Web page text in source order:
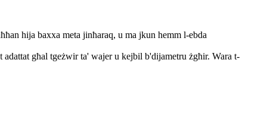
hija baxxa meta jinħaraq, u ma jkun hemm l-ebda
għal tgeżwir ta' wajer u kejbil b'dijametru żgħir. Wara t-